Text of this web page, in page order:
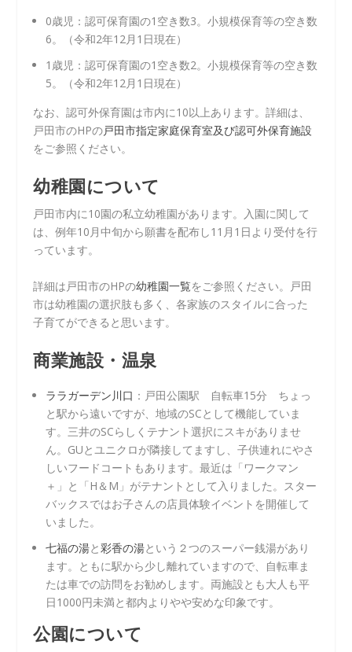
0歳児：認可保育園の1空き数3。小規模保育等の空き数
6。（令和2年12月1日現在）
1歳児：認可保育園の1空き数2。小規模保育等の空き数
5。（令和2年12月1日現在）
なお、認可外保育園は市内に10以上あります。詳細は、
戸田市のHPの戸田市指定家庭保育室及び認可外保育施設
をご参照ください。
幼稚園について
戸田市内に10園の私立幼稚園があります。入園に関して
は、例年10月中旬から願書を配布し11月1日より受付を行
っています。
詳細は戸田市のHPの幼稚園一覧をご参照ください。戸田
市は幼稚園の選択肢も多く、各家族のスタイルに合った
子育てができると思います。
商業施設・温泉
ララガーデン川口 ：戸田公園駅 自転車15分 ちょっ
と駅から遠いですが、地域のSCとして機能していま
す。三井のSCらしくテナント選択にスキがありませ
ん。GUとユニクロが隣接してますし、子供連れにやさ
しいフードコートもあります。最近は「ワークマン
＋」と「H＆M」がテナントとして入りました。スター
バックスではお子さんの店員体験イベントを開催して
いました。
七福の湯と彩香の湯という２つのスーパー銭湯があり
ます。ともに駅から少し離れていますので、自転車ま
たは車での訪問をお勧めします。両施設とも大人も平
日1000円未満と都内よりやや安めな印象です。
公園について